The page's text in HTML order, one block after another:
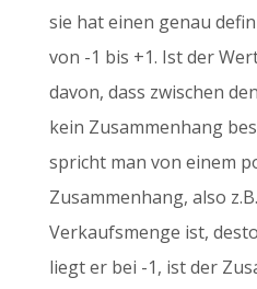
sie hat einen genau
von -1 bis +1. Ist der
davon, dass zwischen
kein Zusammenhang
spricht man von einem
Zusammenhang, also
Verkaufsmenge ist,
liegt er bei -1, ist der